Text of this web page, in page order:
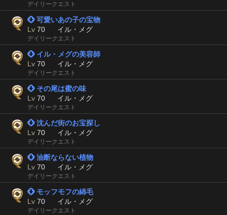
デイリークエスト
 可愛いあの子の宝物
Lv 70 イル・メグ
デイリークエスト
 イル・メグの美容師
Lv 70 イル・メグ
デイリークエスト
 その尾は蜜の味
Lv 70 イル・メグ
デイリークエスト
 沈んだ街のお宝探し
Lv 70 イル・メグ
デイリークエスト
 油断ならない植物
Lv 70 イル・メグ
デイリークエスト
 モッフモフの綿毛
Lv 70 イル・メグ
デイリークエスト